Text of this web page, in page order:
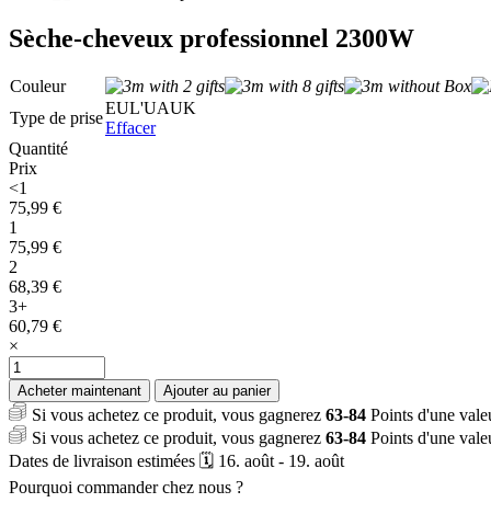
Sèche-cheveux professionnel 2300W
Couleur
Type de prise
EUL'UAUK
Effacer
Quantité
Prix
<1
75,99 €
1
75,99 €
2
68,39 €
3+
60,79 €
×
quantité
de
Sèche-
cheveux
professionnel
2300W
Acheter maintenant Ajouter au panier
Si vous achetez ce produit, vous gagnerez 63-84 Points d'une
Si vous achetez ce produit, vous gagnerez 63-84 Points d'une
Dates de livraison estimées 🗓️ 16. août - 19. août
Pourquoi commander chez nous ?